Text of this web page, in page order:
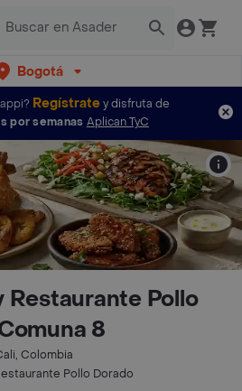
Bogotá
Regístratey disfruta de
por semanas Aplican TyC
Restaurante Pollo
8
Colombia
Pollo Dorado